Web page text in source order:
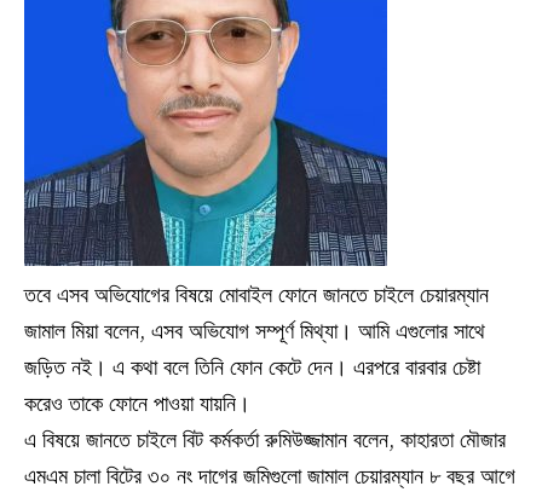
তবে এসব অভিযোগের বিষয়ে মোবাইল ফোনে জানতে চাইলে চেয়ারম্যান
জামাল মিয়া বলেন, এসব অভিযোগ সম্পূর্ণ মিথ্যা। আমি এগুলোর সাথে
জড়িত নই। এ কথা বলে তিনি ফোন কেটে দেন। এরপরে বারবার চেষ্টা
করেও তাকে ফোনে পাওয়া যায়নি।
এ বিষয়ে জানতে চাইলে বিট কর্মকর্তা রুমিউজ্জামান বলেন, কাহারতা মৌজার
এমএম চালা বিটের ৩০ নং দাগের জমিগুলো জামাল চেয়ারম্যান ৮ বছর আগে